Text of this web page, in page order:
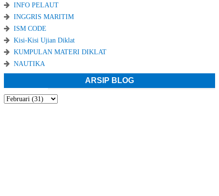
INFO PELAUT
INGGRIS MARITIM
ISM CODE
Kisi-Kisi Ujian Diklat
KUMPULAN MATERI DIKLAT
NAUTIKA
ARSIP BLOG